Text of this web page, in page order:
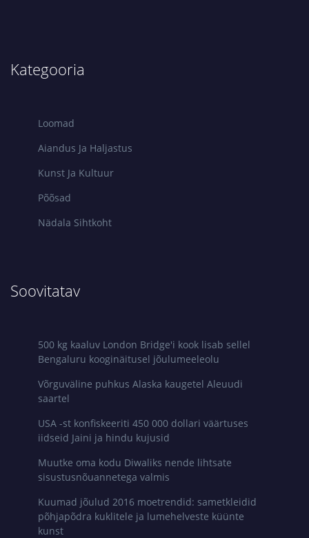
Kategooria
Loomad
Aiandus Ja Haljastus
Kunst Ja Kultuur
Põõsad
Nädala Sihtkoht
Soovitatav
500 kg kaaluv London Bridge'i kook lisab sellel
Bengaluru kooginäitusel jõulumeeleolu
Võrguväline puhkus Alaska kaugetel Aleuudi
saartel
USA -st konfiskeeriti 450 000 dollari väärtuses
iidseid Jaini ja hindu kujusid
Muutke oma kodu Diwaliks nende lihtsate
sisustusnõuannetega valmis
Kuumad jõulud 2016 moetrendid: sametkleidid
põhjapõdra kuklitele ja lumehelveste küünte
kunst